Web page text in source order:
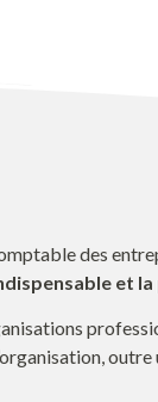
des
et la